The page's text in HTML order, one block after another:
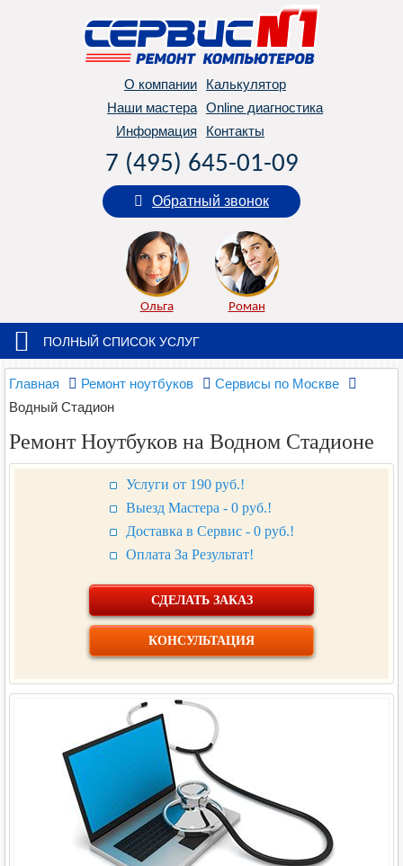
О компании
Калькулятор
Наши мастера Online диагностика
Информация
Контакты
7 (495) 645-01-09
Обратный звонок
Ольга Роман
ПОЛНЫЙ СПИСОК УСЛУГ
Главная Ремонт ноутбуков
Сервисы по Москве
Водный Стадион
Ремонт Ноутбуков на Водном Стадионе
Услуги от 190 руб.!
Выезд Мастера - 0 руб.!
Доставка в Сервис - 0 руб.!
Оплата За Результат!
СДЕЛАТЬ ЗАКАЗ
КОНСУЛЬТАЦИЯ